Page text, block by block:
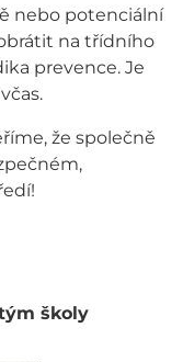
nebo potenciální
na třídního
prevence. Je
že společně
školy